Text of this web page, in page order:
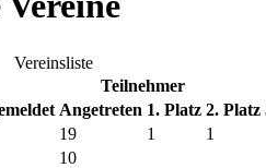
Vereinsliste
Teilnehmer
Angetreten 1. Platz 2. Platz
19 1
1
10